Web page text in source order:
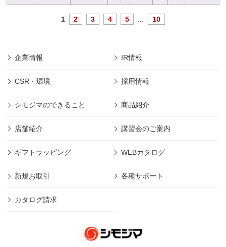
1 2 3 4 5 10
企業情報 IR情報
CSR・環境 採用情報
シモジマのできること 商品紹介
店舗紹介 講習会のご案内
ギフトラッピング WEBカタログ
新規お取引 各種サポート
カタログ請求